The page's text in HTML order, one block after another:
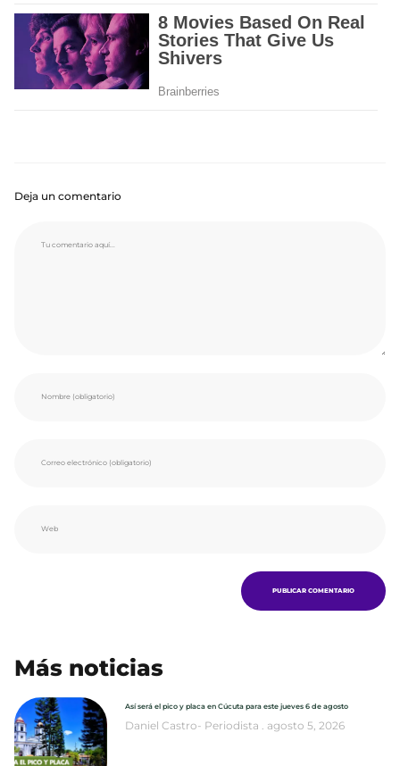
Deja un comentario
Más noticias
Así será el pico y placa en Cúcuta para este jueves 6 de agosto
Daniel Castro- Periodista agosto 5, 2026